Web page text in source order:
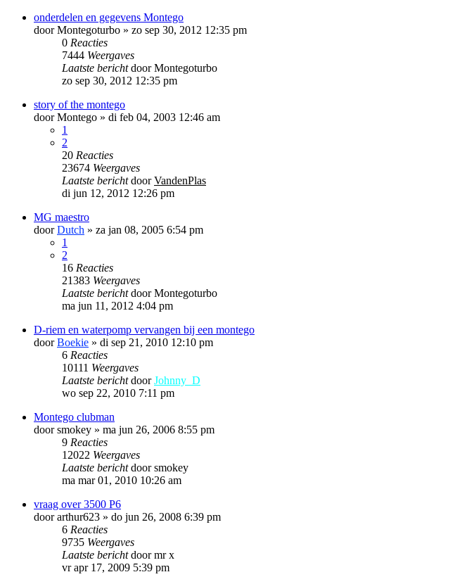
onderdelen en gegevens Montego
doorMontegoturbo » zo sep 30, 2012 12:35 pm
0 Reacties
7444 Weergaves
Laatste berichtdoorMontegoturbo
zo sep 30, 2012 12:35 pm
story of the montego
doorMontego » di feb 04, 2003 12:46 am
1
2
20 Reacties
23674 Weergaves
Laatste berichtdoorVandenPlas
di jun 12, 2012 12:26 pm
MG maestro
doorDutch » za jan 08, 2005 6:54 pm
1
2
16 Reacties
21383 Weergaves
Laatste berichtdoorMontegoturbo
ma jun 11, 2012 4:04 pm
D-riem en waterpomp vervangen bij een montego
doorBoekie » di sep 21, 2010 12:10 pm
6 Reacties
10111 Weergaves
Laatste berichtdoorJohnny_D
wo sep 22, 2010 7:11 pm
Montego clubman
doorsmokey » ma jun 26, 2006 8:55 pm
9 Reacties
12022 Weergaves
Laatste berichtdoorsmokey
ma mar 01, 2010 10:26 am
vraag over 3500 P6
doorarthur623 » do jun 26, 2008 6:39 pm
6 Reacties
9735 Weergaves
Laatste berichtdoormr x
vr apr 17, 2009 5:39 pm